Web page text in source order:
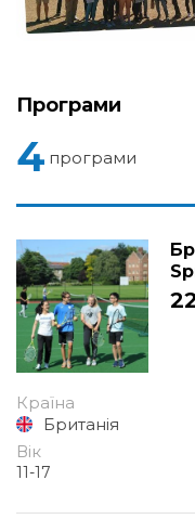
Програми
4 програми
Країна
Британія
Вік
11-17